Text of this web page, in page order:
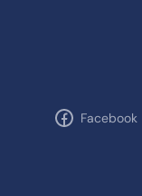
Facebook